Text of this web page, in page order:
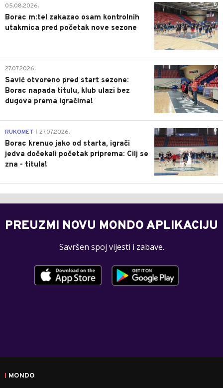
0
05.08.2026.
Borac m:tel zakazao osam kontrolnih
utakmica pred početak nove sezone
0
27.07.2026.
Savić otvoreno pred start sezone:
Borac napada titulu, klub ulazi bez
dugova prema igračima!
0
RUKOMET 27.07.2026.
Borac krenuo jako od starta, igrači
jedva dočekali početak priprema: Cilj se
zna - titula!
PREUZMI NOVU MONDO APLIKACIJU
Savršen spoj vijesti i zabave.
MONDO